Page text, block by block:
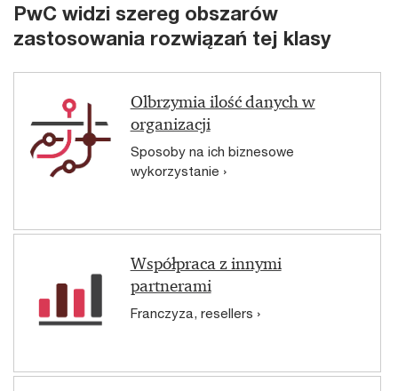
PwC widzi szereg obszarów
zastosowania rozwiązań tej klasy
Olbrzymia ilość danych w
organizacji
Sposoby na ich biznesowe
wykorzystanie ›
Współpraca z innymi
partnerami
Franczyza, resellers ›